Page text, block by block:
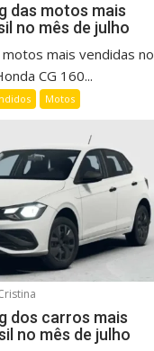
das motos mais
no mês de julho
mais vendidas no
CG 160...
Motos
dos carros mais
no mês de julho